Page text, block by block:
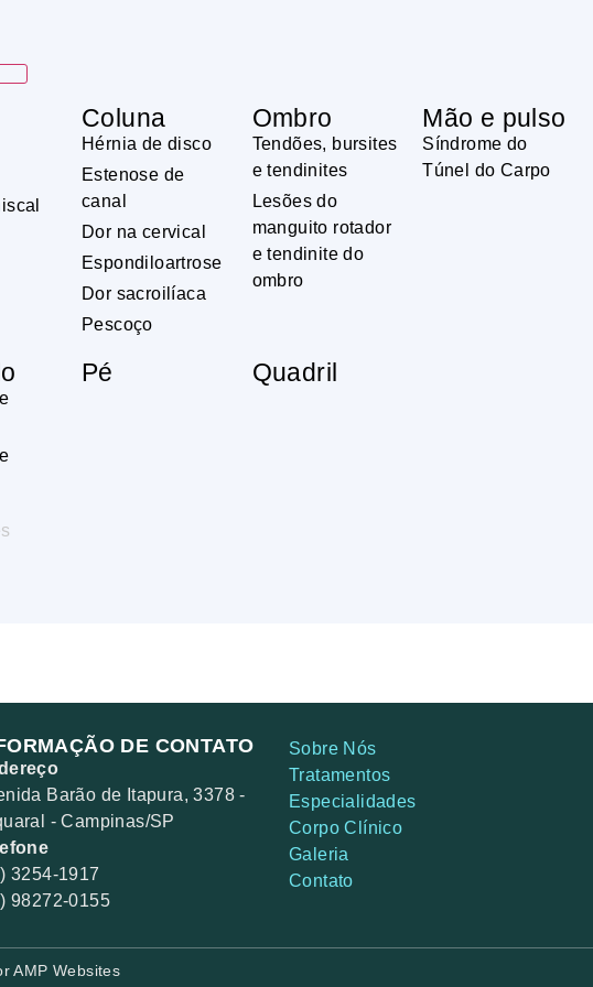
Coluna
Hérnia de disco
Estenose de
canal
Dor na cervical
Espondiloartrose
Dor sacroilíaca
Pescoço
Ombro
Tendões, bursites
e tendinites
Lesões do
manguito rotador
e tendinite do
ombro
Mão e pulso
Síndrome do
Túnel do Carpo
Pé Quadril
DE CONTATO
Barão de Itapura, 3378 -
- Campinas/SP
3254-1917
98272-0155
Sobre Nós
Tratamentos
Especialidades
Corpo Clínico
Galeria
Contato
AMP Websites